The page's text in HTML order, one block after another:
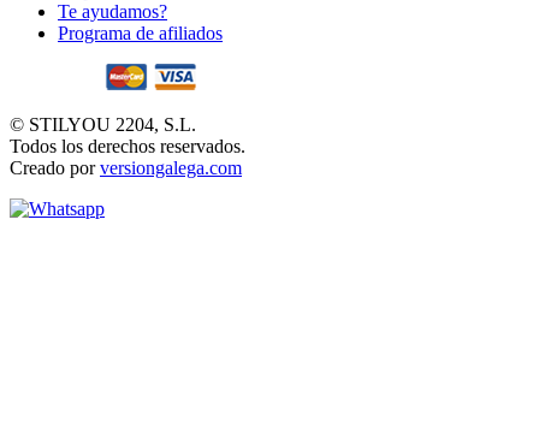
Te ayudamos?
Programa de afiliados
© STILYOU 2204, S.L.
Todos los derechos reservados.
Creado porversiongalega.com